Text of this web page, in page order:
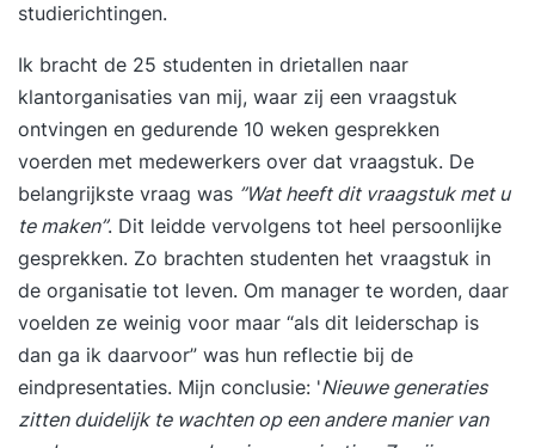
studierichtingen.
Ik bracht de 25 studenten in drietallen naar
klantorganisaties van mij, waar zij een vraagstuk
ontvingen en gedurende 10 weken gesprekken
voerden met medewerkers over dat vraagstuk. De
belangrijkste vraag was ”Wat heeft dit vraagstuk met u
te maken”. Dit leidde vervolgens tot heel persoonlijke
gesprekken. Zo brachten studenten het vraagstuk in
de organisatie tot leven. Om manager te worden, daar
voelden ze weinig voor maar “als dit leiderschap is
dan ga ik daarvoor” was hun reflectie bij de
eindpresentaties. Mijn conclusie: 'Nieuwe generaties
zitten duidelijk te wachten op een andere manier van